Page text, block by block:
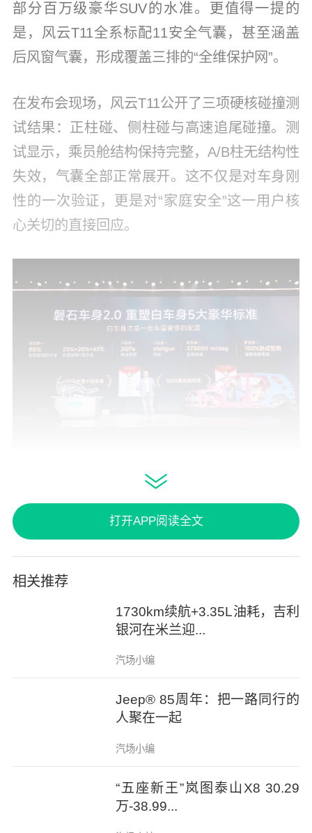
部分百万级豪华SUV的水准。更值得一提的
是，风云T11全系标配11安全气囊，甚至涵盖
后风窗气囊，形成覆盖三排的“全维保护网”。
在发布会现场，风云T11公开了三项硬核碰撞测
试结果：正柱碰、侧柱碰与高速追尾碰撞。测
试显示，乘员舱结构保持完整，A/B柱无结构性
失效，气囊全部正常展开。这不仅是对车身刚
性的一次验证，更是对“家庭安全”这一用户核
心关切的直接回应。
风云T11在安全上的“不妥协”，本质上是对“家
庭用车”本质的回归——安全不应是选配，而应
是标配。这种“入门即高规”的思路，正在重塑
20万级SUV的安全标准。
六座SUV市场长期存在一个痛点：第三排空间
往往成为“应急席”或“儿童专座”，舒适性严重缺
级车身与3120mm的超长轴距，从根本上重构
在实际体验中，即便是身高1.9米的乘客，也能
在第三排获得舒展的坐姿。二排腿部空间达到
打开APP阅读全文
相关推荐
1730km续航+3.35L油耗，吉利
银河在米兰迎...
汽场小编
Jeep® 85周年：把一路同行的
人聚在一起
汽场小编
“五座新王”岚图泰山X8 30.29
万-38.99...